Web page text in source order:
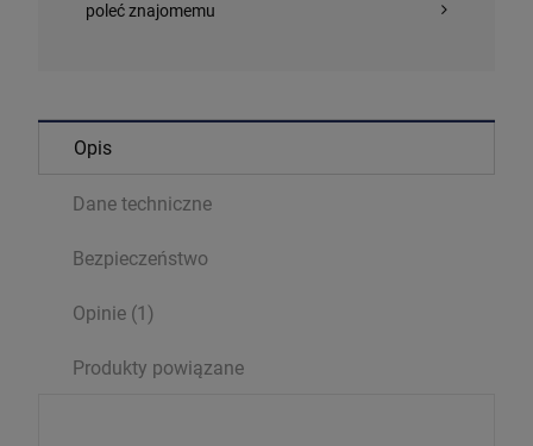
poleć znajomemu
Opis
Dane techniczne
Bezpieczeństwo
Opinie (1)
Produkty powiązane